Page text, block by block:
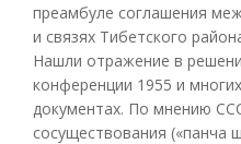
преамбуле соглашения
и связях Тибетского
Нашли отражение в
конференции 1955 и
документах. По мнению
сосуществования («панча